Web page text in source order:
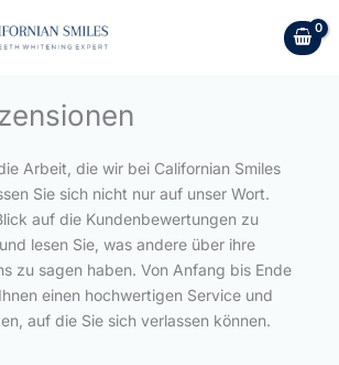
Arbeit, die wir bei Californian Smiles
Sie sich nicht nur auf unser Wort.
auf die Kundenbewertungen zu
lesen Sie, was andere über ihre
zu sagen haben. Von Anfang bis Ende
einen hochwertigen Service und
auf die Sie sich verlassen können.